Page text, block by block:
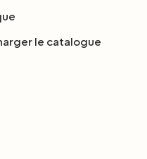
le catalogue